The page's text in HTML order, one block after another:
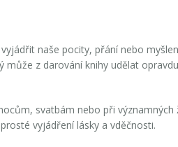
naše pocity, přání nebo
může z darování knihy udělat
svatbám nebo při významných
vyjádření lásky a vděčnosti.